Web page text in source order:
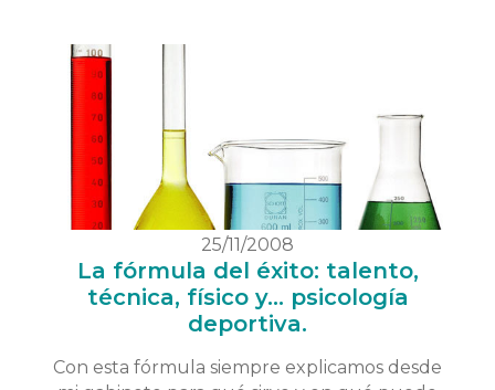
25/11/2008
La fórmula del éxito: talento,
técnica, físico y... psicología
deportiva.
Con esta fórmula siempre explicamos desde